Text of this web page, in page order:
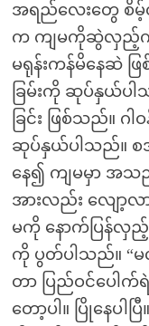
အရည်လေးတွေ စိမ့်
က ကျမကိုဆွဲလှည့်က
မရုန်းကန်မိနေဆဲ ဖ
ခြမ်းကို ဆုပ်နှယ်ပ
ခြင်း ဖြစ်သည်။ ဂ
ဆုပ်နှယ်ပါသည်။
နေ၍ ကျမမှာ အသ
အားလည်း လျော့လ
မကို နောက်ပြန်လှ
ကို ပွတ်ပါသည်။ “
တာ ပြည်ဝင်ပေါ
တော့ပါ။ ပြိုနေပ